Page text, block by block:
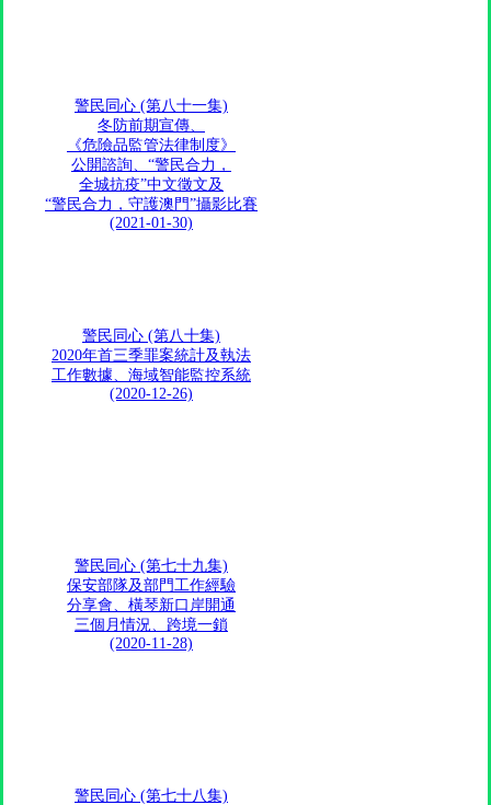
警民同心 (第八十一集)
冬防前期宣傳、
《危險品監管法律制度》
公開諮詢、“警民合力，
全城抗疫”中文徵文及
“警民合力，守護澳門”攝影比賽
(2021-01-30)
警民同心 (第八十集)
2020年首三季罪案統計及執法
工作數據、海域智能監控系統
(2020-12-26)
警民同心 (第七十九集)
保安部隊及部門工作經驗
分享會、橫琴新口岸開通
三個月情況、跨境一鎖
(2020-11-28)
警民同心 (第七十八集)